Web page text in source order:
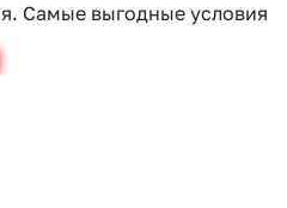
Самые выгодные условия